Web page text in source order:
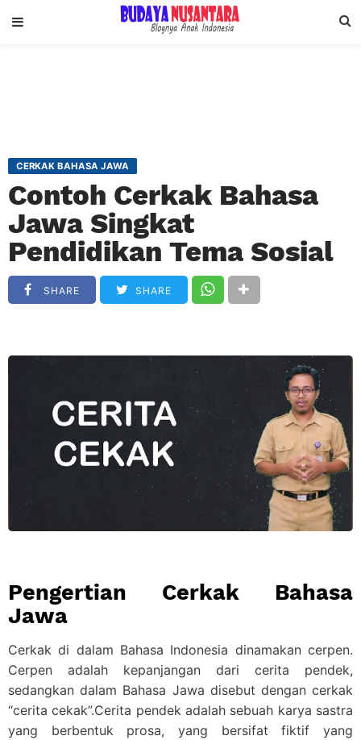
CERKAK BAHASA JAWA
Contoh Cerkak Bahasa
Jawa Singkat
Pendidikan Tema Sosial
SHARE SHARE
Pengertian Cerkak Bahasa
Jawa
Cerkak di dalam Bahasa Indonesia dinamakan cerpen.
Cerpen adalah kepanjangan dari cerita pendek,
sedangkan dalam Bahasa Jawa disebut dengan cerkak
“cerita cekak”.Cerita pendek adalah sebuah karya sastra
yang berbentuk prosa, yang bersifat fiktif yang